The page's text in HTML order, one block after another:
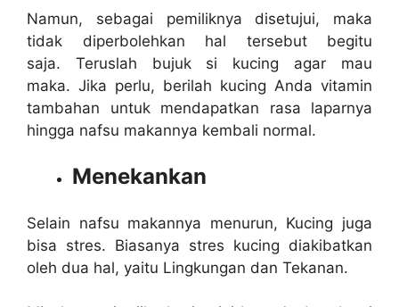
Namun, sebagai pemiliknya disetujui, maka
tidak diperbolehkan hal tersebut begitu
saja. Teruslah bujuk si kucing agar mau
maka. Jika perlu, berilah kucing Anda vitamin
tambahan untuk mendapatkan rasa laparnya
hingga nafsu makannya kembali normal.
Menekankan
Selain nafsu makannya menurun, Kucing juga
bisa stres. Biasanya stres kucing diakibatkan
oleh dua hal, yaitu Lingkungan dan Tekanan.